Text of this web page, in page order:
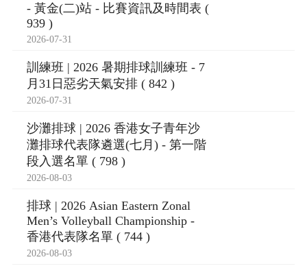
- 黃金(二)站 - 比賽資訊及時間表 (
939 )
2026-07-31
訓練班 | 2026 暑期排球訓練班 - 7
月31日惡劣天氣安排 ( 842 )
2026-07-31
沙灘排球 | 2026 香港女子青年沙
灘排球代表隊遴選(七月) - 第一階
段入選名單 ( 798 )
2026-08-03
排球 | 2026 Asian Eastern Zonal
Men’s Volleyball Championship -
香港代表隊名單 ( 744 )
2026-08-03